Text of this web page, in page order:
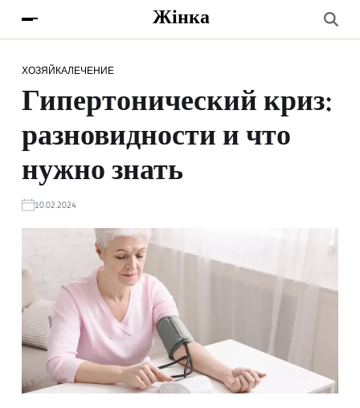
Жінка
ХОЗЯЙКАЛЕЧЕНИЕ
Гипертонический криз:
разновидности и что
нужно знать
10.02.2024